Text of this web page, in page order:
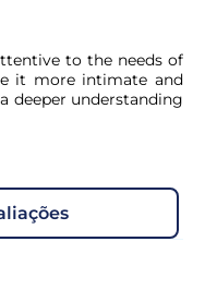
to the needs of
it more intimate and
deeper understanding